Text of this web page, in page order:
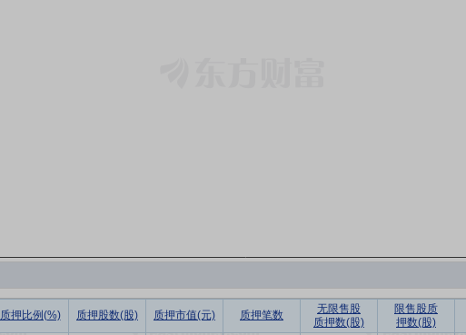
质押比例(%) 质押股数(股) 质押市值(元) 质押笔数
无限售股
质押数(股)
限售股质
押数(股)